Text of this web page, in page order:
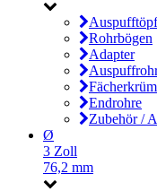
Rohrbögen
Adapter
Endrohre
Zubehör /
Ø
3 Zoll
76,2 mm